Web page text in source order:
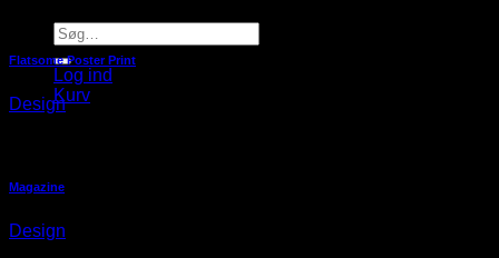
Log ind
Kurv
Flatsome Poster Print
Design
Magazine
Design